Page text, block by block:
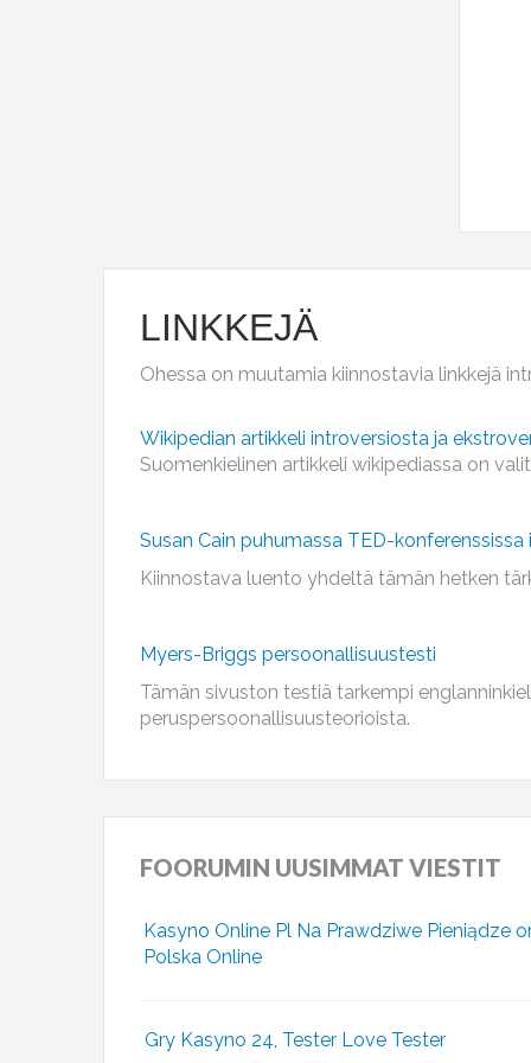
LINKKEJÄ
Ohessa on muutamia kiinnostavia linkkejä
Wikipedian artikkeli introversiosta ja
Suomenkielinen artikkeli wikipediassa on
Susan Cain puhumassa TED-
Kiinnostava luento yhdeltä tämän hetken
Myers-Briggs persoonallisuustesti
Tämän sivuston testiä tarkempi
peruspersoonallisuusteorioista.
FOORUMIN UUSIMMAT VIESTIT
Kasyno Online Pl Na Prawdziwe Pieniądze
Polska Online
Gry Kasyno 24, Tester Love Tester